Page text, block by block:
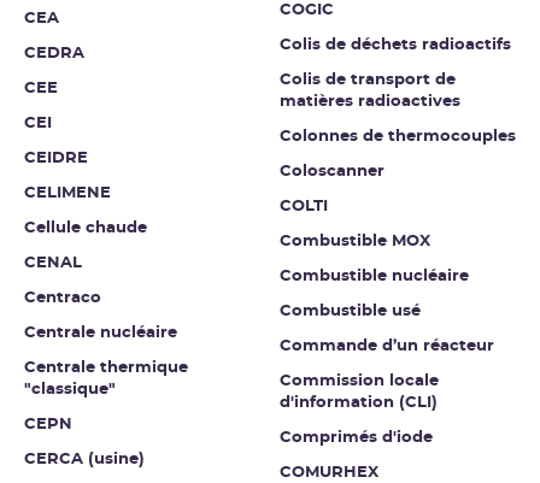
CEA
CEDRA
CEE
CEI
CEIDRE
CELIMENE
Cellule chaude
CENAL
Centraco
Centrale nucléaire
Centrale thermique
"classique"
CEPN
CERCA (usine)
COGIC
Colis de déchets radioactifs
Colis de transport de
matières radioactives
Colonnes de thermocouples
Coloscanner
COLTI
Combustible MOX
Combustible nucléaire
Combustible usé
Commande d’un réacteur
Commission locale
d'information (CLI)
Comprimés d'iode
COMURHEX